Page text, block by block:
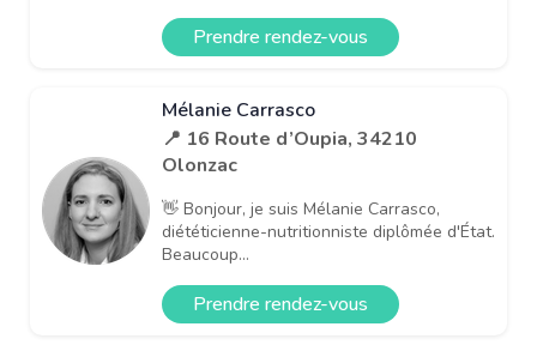
Prendre rendez-vous
Mélanie Carrasco
📍 16 Route d’Oupia, 34210
Olonzac
👋 Bonjour, je suis Mélanie Carrasco,
diététicienne-nutritionniste diplômée d'État.
Beaucoup...
Prendre rendez-vous